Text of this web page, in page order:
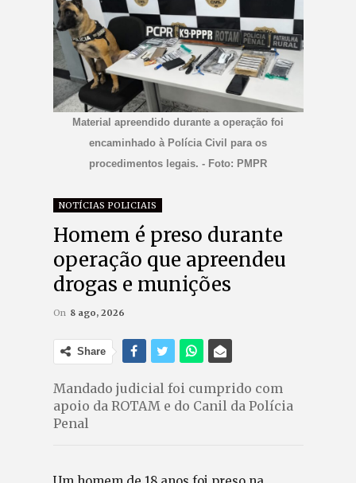
Material apreendido durante a operação foi
encaminhado à Polícia Civil para os
procedimentos legais. - Foto: PMPR
NOTÍCIAS POLICIAIS
Homem é preso durante
operação que apreendeu
drogas e munições
On 8 ago, 2026
Share
Mandado judicial foi cumprido com
apoio da ROTAM e do Canil da Polícia
Penal